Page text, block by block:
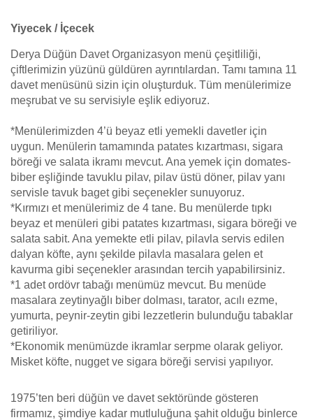
Yiyecek / İçecek
Derya Düğün Davet Organizasyon menü çeşitliliği,
çiftlerimizin yüzünü güldüren ayrıntılardan. Tamı tamına 11
davet menüsünü sizin için oluşturduk. Tüm menülerimize
meşrubat ve su servisiyle eşlik ediyoruz.
*Menülerimizden 4’ü beyaz etli yemekli davetler için
uygun. Menülerin tamamında patates kızartması, sigara
böreği ve salata ikramı mevcut. Ana yemek için domates-
biber eşliğinde tavuklu pilav, pilav üstü döner, pilav yanı
servisle tavuk baget gibi seçenekler sunuyoruz.
*Kırmızı et menülerimiz de 4 tane. Bu menülerde tıpkı
beyaz et menüleri gibi patates kızartması, sigara böreği ve
salata sabit. Ana yemekte etli pilav, pilavla servis edilen
dalyan köfte, aynı şekilde pilavla masalara gelen et
kavurma gibi seçenekler arasından tercih yapabilirsiniz.
*1 adet ordövr tabağı menümüz mevcut. Bu menüde
masalara zeytinyağlı biber dolması, tarator, acılı ezme,
yumurta, peynir-zeytin gibi lezzetlerin bulunduğu tabaklar
getiriliyor.
*Ekonomik menümüzde ikramlar serpme olarak geliyor.
Misket köfte, nugget ve sigara böreği servisi yapılıyor.
1975’ten beri düğün ve davet sektöründe gösteren
firmamız, şimdiye kadar mutluluğuna şahit olduğu binlerce